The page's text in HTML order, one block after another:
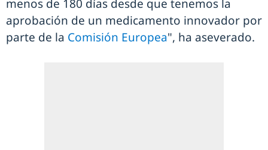
menos de 180 días desde que tenemos la
aprobación de un medicamento innovador por
parte de la Comisión Europea", ha aseverado.